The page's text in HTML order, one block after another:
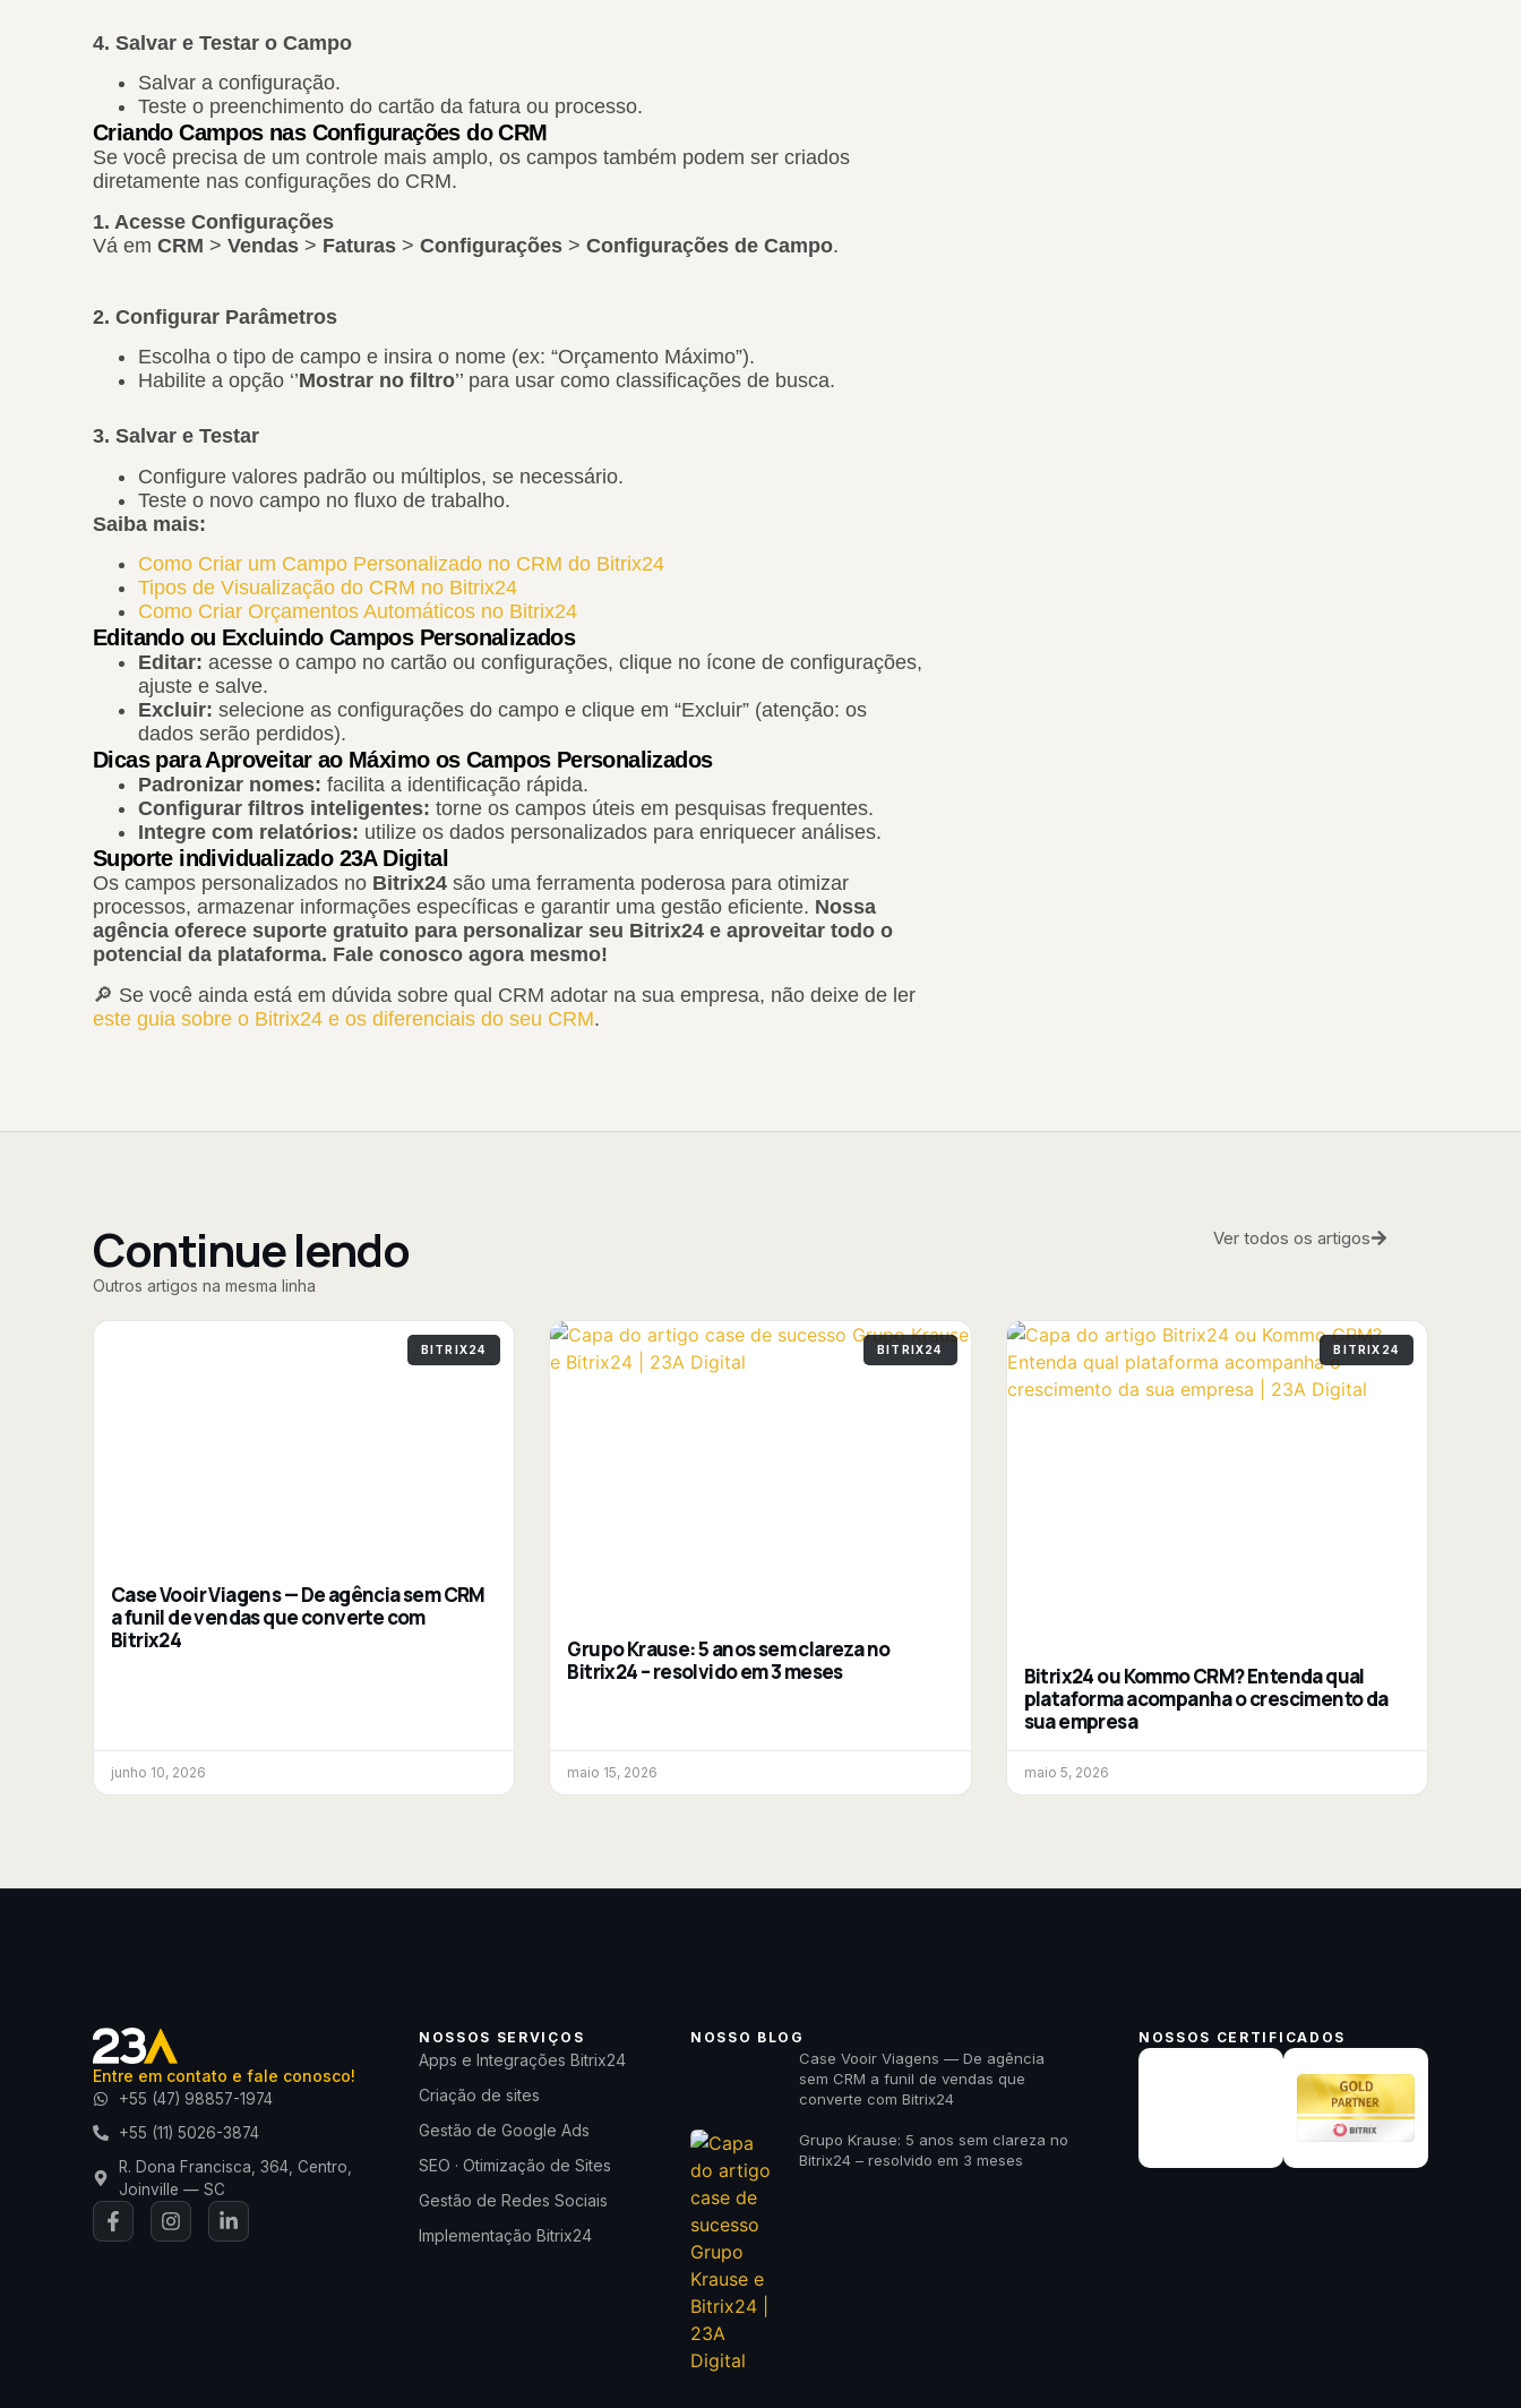
4. Salvar e Testar o Campo
Salvar a configuração.
Teste o preenchimento do cartão da fatura ou processo.
Criando Campos nas Configurações do CRM
Se você precisa de um controle mais amplo, os campos também podem ser criados
diretamente nas configurações do CRM.
1. Acesse Configurações
Vá em CRM > Vendas > Faturas > Configurações > Configurações de Campo.
2. Configurar Parâmetros
Escolha o tipo de campo e insira o nome (ex: “Orçamento Máximo”).
Habilite a opção ‘’Mostrar no filtro’’ para usar como classificações de busca.
3. Salvar e Testar
Configure valores padrão ou múltiplos, se necessário.
Teste o novo campo no fluxo de trabalho.
Saiba mais:
Como Criar um Campo Personalizado no CRM do Bitrix24
Tipos de Visualização do CRM no Bitrix24
Como Criar Orçamentos Automáticos no Bitrix24
Editando ou Excluindo Campos Personalizados
Editar: acesse o campo no cartão ou configurações, clique no ícone de configurações,
ajuste e salve.
Excluir: selecione as configurações do campo e clique em “Excluir” (atenção: os
dados serão perdidos).
Dicas para Aproveitar ao Máximo os Campos Personalizados
Padronizar nomes: facilita a identificação rápida.
Configurar filtros inteligentes: torne os campos úteis em pesquisas frequentes.
Integre com relatórios: utilize os dados personalizados para enriquecer análises.
Suporte individualizado 23A Digital
Os campos personalizados no Bitrix24 são uma ferramenta poderosa para otimizar
processos, armazenar informações específicas e garantir uma gestão eficiente. Nossa
agência oferece suporte gratuito para personalizar seu Bitrix24 e aproveitar todo o
potencial da plataforma. Fale conosco agora mesmo!
🔎 Se você ainda está em dúvida sobre qual CRM adotar na sua empresa, não deixe de ler
este guia sobre o Bitrix24 e os diferenciais do seu CRM.
Continue lendo
Outros artigos na mesma linha
Ver todos os artigos
BITRIX24
Case Vooir Viagens — De agência sem CRM
a funil de vendas que converte com
Bitrix24
junho 10, 2026
BITRIX24
Grupo Krause: 5 anos sem clareza no
Bitrix24 – resolvido em 3 meses
maio 15, 2026
BITRIX24
Bitrix24 ou Kommo CRM? Entenda qual
plataforma acompanha o crescimento da
sua empresa
maio 5, 2026
Entre em contato e fale conosco!
+55 (47) 98857-1974
+55 (11) 5026-3874
R. Dona Francisca, 364, Centro,
Joinville — SC
NOSSOS SERVIÇOS
Apps e Integrações Bitrix24
Criação de sites
Gestão de Google Ads
SEO · Otimização de Sites
Gestão de Redes Sociais
Implementação Bitrix24
NOSSO BLOG
Case Vooir Viagens — De agência
sem CRM a funil de vendas que
converte com Bitrix24
Grupo Krause: 5 anos sem clareza no
Bitrix24 – resolvido em 3 meses
NOSSOS CERTIFICADOS